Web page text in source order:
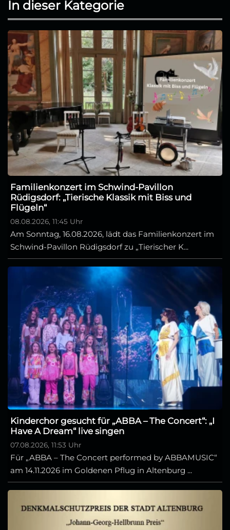
In dieser Kategorie
Familienkonzert im Schwind-Pavillon
Rüdigsdorf: „Tierische Klassik mit Biss und
Flügeln“
08.08.2026, 11:45 Uhr
Am Sonntag, 16.08.2026, lädt das Familienkonzert im
Schwind-Pavillon Rüdigsdorf zu „Tierischer K...
Kinderchor gesucht für „ABBA – The Concert“: „I
Have A Dream“ live singen
07.08.2026, 11:53 Uhr
Für „ABBA – The Concert performed by ABBAMUSIC“
am 14.11.2026 im Goldenen Pflug in Altenburg ...